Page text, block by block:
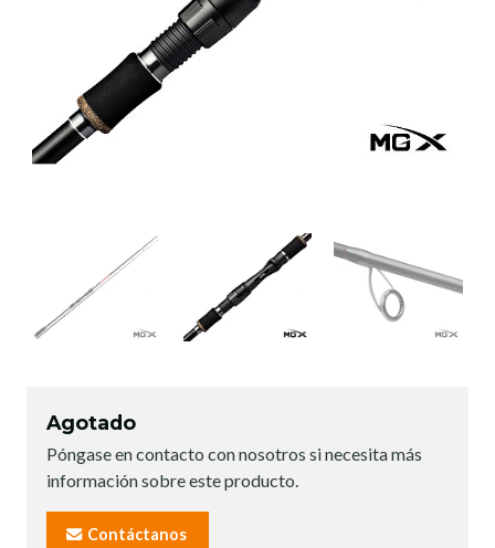
Agotado
Póngase en contacto con nosotros si necesita más
información sobre este producto.
Contáctanos